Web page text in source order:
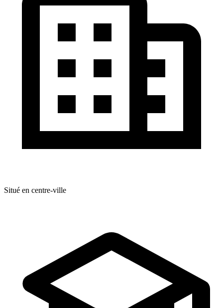
Situé en centre-ville